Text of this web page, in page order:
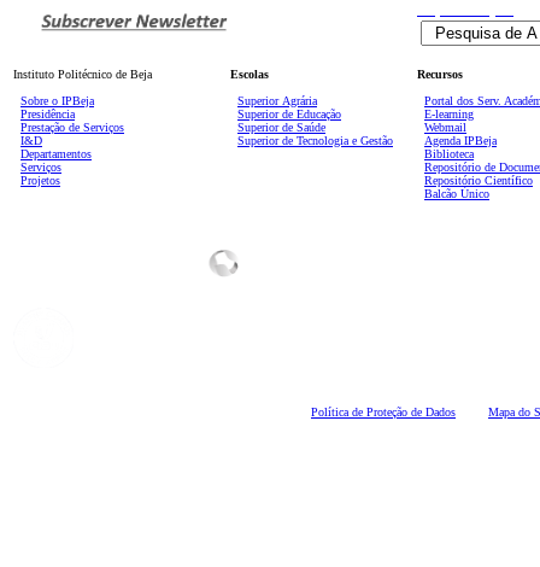
Instituto Politécnico de Beja
Sobre o IPBeja
Presidência
Prestação de Serviços
I&D
Departamentos
Serviços
Projetos
Escolas
Superior Agrária
Superior de Educação
Superior de Saúde
Superior de Tecnologia e Gestão
Recursos
Portal dos Serv.
E-learning
Webmail
Agenda IPBeja
Biblioteca
Repositório de
Repositório Científico
Balcão Único
Política de Proteção de Dados Mapa do